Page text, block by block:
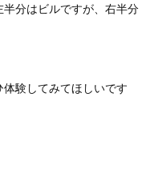
分はビルですが、右半分
験してみてほしいです